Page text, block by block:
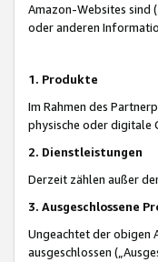
Amazon-Websites sind
oder anderen
1. Produkte
Im Rahmen des
physische oder digitale
2. Dienstleistungen
Derzeit zählen außer
3. Ausgeschlossene
Ungeachtet der obigen
ausgeschlossen